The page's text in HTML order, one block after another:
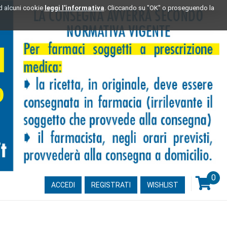
alcuni cookie leggi l'informativa. Cliccando su "OK" o proseguendo la
ACCEDI REGISTRATI WISHLIST
0